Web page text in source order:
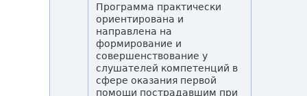
Программа практически
ориентирована и
направлена на
формирование и
совершенствование у
слушателей компетенций в
сфере оказания первой
помощи пострадавшим при